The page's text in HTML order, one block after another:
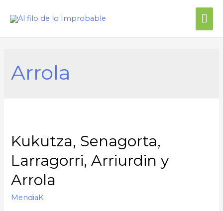
Arrola
Kukutza, Senagorta,
Larragorri, Arriurdin y
Arrola
MendiaK